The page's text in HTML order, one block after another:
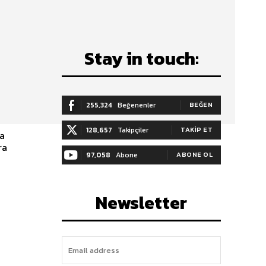
Stay in touch:
255,324 Beğenenler BEĞEN
128,657 Takipçiler TAKIP ET
97,058 Abone ABONE OL
Newsletter